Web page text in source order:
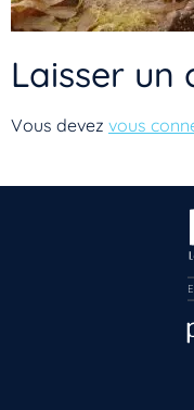
Laisser un
Vous devez vous
Vous n’êtes